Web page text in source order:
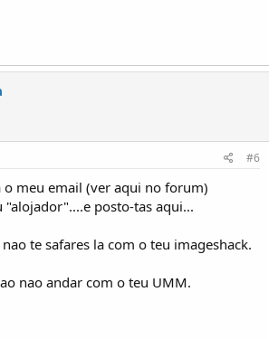
#6
o meu email (ver aqui no forum)
"alojador"....e posto-tas aqui...
te safares la com o teu imageshack.
nao andar com o teu UMM.